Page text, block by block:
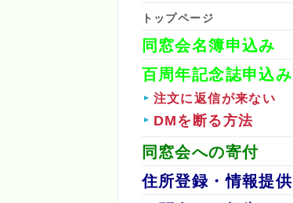
トップページ
同窓会名簿申込み
百周年記念誌申込み
注文に返信が来ない
DMを断る方法
同窓会への寄付
住所登録・情報提供